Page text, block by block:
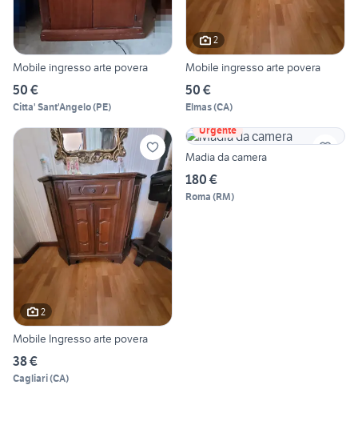
Mobile ingresso arte povera
50 €
Citta' Sant'Angelo(PE)
2
Mobile ingresso arte povera
50 €
Elmas(CA)
2
Mobile Ingresso arte povera
38 €
Cagliari(CA)
Urgente
Madia da camera
180 €
Roma (RM)